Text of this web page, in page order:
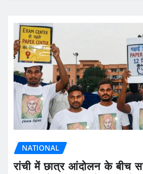
NATIONAL
रांची में छात्र आंदोलन के बीच